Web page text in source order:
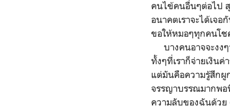
คนไข้คนอื่นๆต่อไป
อนาคตเราจะได้เจ
ขอให้หมอๆทุกคนโ
บางคนอาจจะงง
ทั้งๆที่เราก็จ่ายเงิน
แต่มันคือความรู้สึกผู
จรรญาบรรณมากพอ
ความลับของฉันด้ว